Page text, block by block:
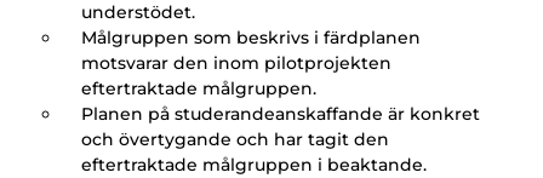
understödet.
Målgruppen som beskrivs i färdplanen
motsvarar den inom pilotprojekten
eftertraktade målgruppen.
Planen på studerandeanskaffande är konkret
och övertygande och har tagit den
eftertraktade målgruppen i beaktande.